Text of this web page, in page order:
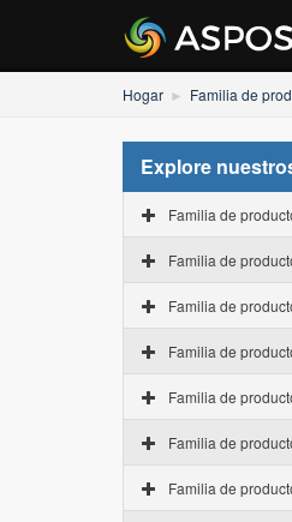
Hogar Familia de
Explore
Familia de
Familia de
Familia de
Familia de
Familia de
Familia de
Familia de